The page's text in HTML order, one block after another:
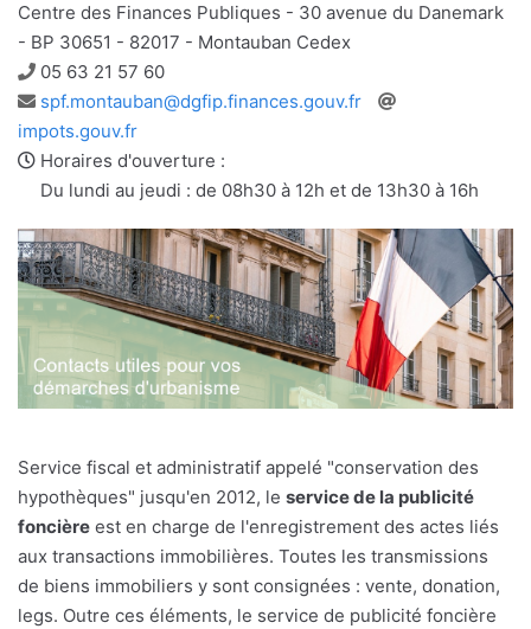
Centre des Finances Publiques - 30 avenue du Danemark
- BP 30651 - 82017 - Montauban Cedex
Téléphone
05 63 21 57 60
Adresse
e-
mail
spf.montauban@dgfip.finances.gouv.fr
impots.gouv.fr
Horaires d'ouverture :
Du lundi au jeudi : de 08h30 à 12h et de 13h30 à 16h
Service fiscal et administratif appelé "conservation des
hypothèques" jusqu'en 2012, le service de la publicité
foncière est en charge de l'enregistrement des actes liés
aux transactions immobilières. Toutes les transmissions
de biens immobiliers y sont consignées : vente, donation,
legs. Outre ces éléments, le service de publicité foncière